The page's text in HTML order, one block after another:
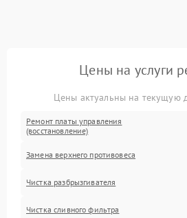
Цены на услуги
Цены актуальны на текущую
Ремонт платы управления
(восстановление)
Замена верхнего противовеса
Чистка разбрызгивателя
Чистка сливного фильтра